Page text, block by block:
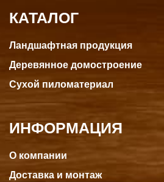
КАТАЛОГ
Ландшафтная продукция
Деревянное домостроение
Сухой пиломатериал
ИНФОРМАЦИЯ
О компании
Доставка и монтаж